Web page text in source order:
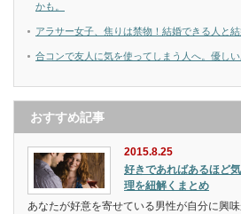
かも。
アラサー女子、焦りは禁物！結婚できる人と
合コンで友人に気を使ってしまう人へ。優し
おすすめ記事
2015.8.25
好きであればあるほど
理を紐解くまとめ
あなたが好意を寄せている男性が自分に興